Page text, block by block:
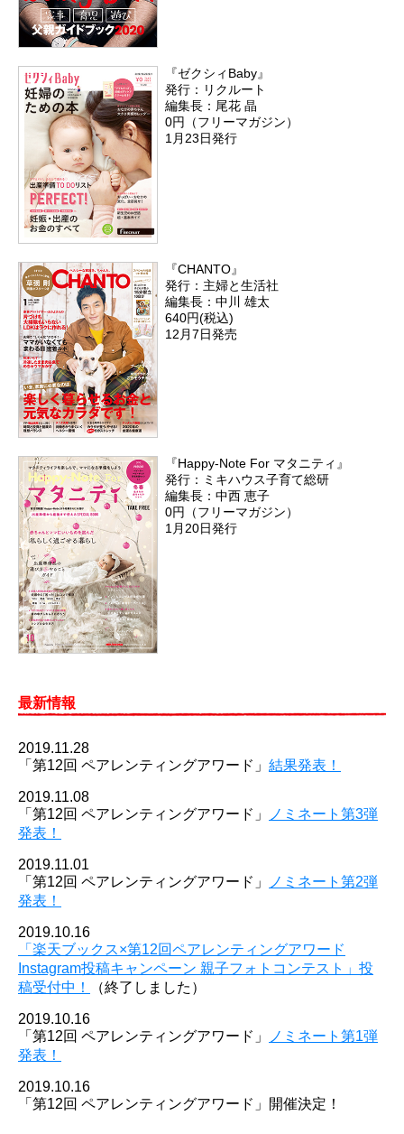
『ゼクシィBaby』
発行：リクルート
編集長：尾花 晶
0円（フリーマガジン）
1月23日発行
『CHANTO』
発行：主婦と生活社
編集長：中川 雄太
640円(税込)
12月7日発売
『Happy-Note For マタニティ』
発行：ミキハウス子育て総研
編集長：中西 恵子
0円（フリーマガジン）
1月20日発行
最新情報
2019.11.28
「第12回 ペアレンティングアワード」 結果発表！
2019.11.08
「第12回 ペアレンティングアワード」
ノミネート第3弾
発表！
2019.11.01
「第12回 ペアレンティングアワード」
ノミネート第2弾
発表！
2019.10.16
「楽天ブックス×第12回ペアレンティングアワード
Instagram投稿キャンペーン 親子フォトコンテスト」投
稿受付中！
（終了しました）
2019.10.16
「第12回 ペアレンティングアワード」
ノミネート第1弾
発表！
2019.10.16
「第12回 ペアレンティングアワード」開催決定！